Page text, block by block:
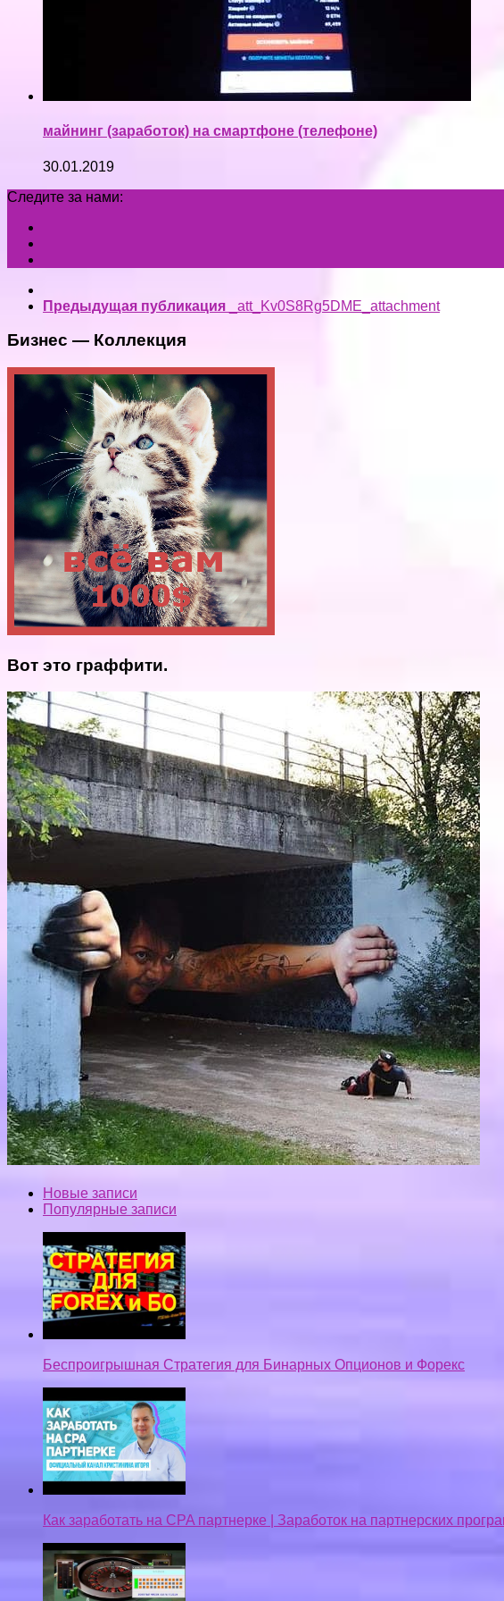
майнинг (заработок) на смартфоне (телефоне)
30.01.2019
Следите за нами:
Предыдущая публикация _att_Kv0S8Rg5DME_attachment
Бизнес — Коллекция
Вот это граффити.
Новые записи
Популярные записи
Беспроигрышная Стратегия для Бинарных Опционов и Форекс
Как заработать на CPA партнерке | Заработок на партнерских